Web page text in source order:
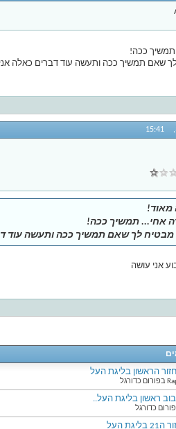
תמשיך ככה!
שאם תמשיך ככה ותעשה עוד דברים כאלה
15:41
מאוד!
אחי... תמשיך ככה!
מבטיח לך שאם תמשיך ככה ותעשה עוד
אני עושה
הראשון בליגת העל
ראשון בליגת העל..
העל